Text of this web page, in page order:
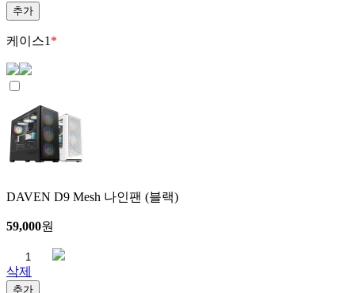
추가
케이스1 *
DAVEN D9 Mesh 나인팬 (블랙)
59,000원
삭제
추가